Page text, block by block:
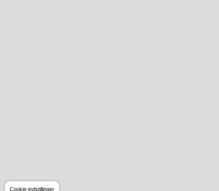
Cookie-indstillinger